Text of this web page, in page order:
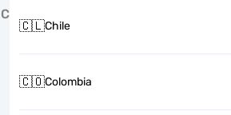
C
🇨🇱Chile
🇨🇴Colombia